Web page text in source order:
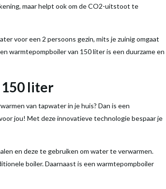
maar helpt ook om de CO2-uitstoot te
voor een 2 persoons gezin, mits je zuinig omgaat
warmtepompboilervan 150literis een duurzame en
150 liter
van tapwaterin je huis? Dan is een
jou! Met deze innovatieve technologie bespaar je
en deze te gebruiken om waterte verwarmen.
boiler. Daarnaast is een warmtepompboiler